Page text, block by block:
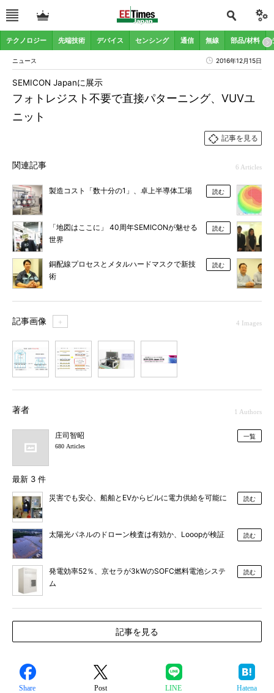
テクノロジー 先端技術 デバイス センシング 通信 無線 部品/材料
ニュース 2016年12月15日
フォトレジスト不要で直接パターニング、VUVユ
ニット
SEMICON Japanに展示
記事を見る
関連記事 6 Articles
製造コスト「数十分の1」、卓上半導体工場 読む
「地図はここに」 40周年SEMICONが魅せる
世界
読む
銅配線プロセスとメタルハードマスクで新技
術
読む
記事画像 ＋ 4 Images
著者 1 Authors
庄司智昭
680 Articles
一覧
最新 3 件
災害でも安心、船舶とEVからビルに電力供給を可能に 読む
太陽光パネルのドローン検査は有効か、Looopが検証 読む
発電効率52％、京セラが3kWのSOFC燃料電池システ
ム
読む
記事を見る
Share Post LINE Hatena